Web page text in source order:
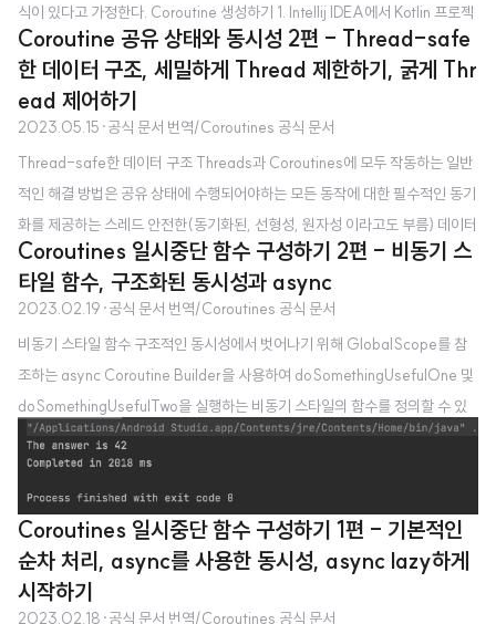
식이 있다고 가정한다. Coroutine 생성하기 1. Intellij IDEA에서 Kotlin 프로젝
트를 연다. 만약 프로젝트가 없다면 하나를 새로 만든다. 2. kotlinx.coroutines
라이브러리를 Gradle 프로젝트에서 사용하기 위해서 다음 종속성을 build.gra
dle(.kts)에 추가한다. Kotlin Gradle dependencies { implementation("o
rg.jetbrains.kotlinx:kotlinx-coroutines-core:1.6.4") } Groovy Gradle d
epende..
Coroutine 공유 상태와 동시성 2편 - Thread-safe
한 데이터 구조, 세밀하게 Thread 제한하기, 굵게 Thr
ead 제어하기
2023.05.15 ·공식 문서 번역/Coroutines 공식 문서
Thread-safe한 데이터 구조 Threads과 Coroutines에 모두 작동하는 일반
적인 해결 방법은 공유 상태에 수행되어야하는 모든 동작에 대한 필수적인 동기
화를 제공하는 스레드 안전한(동기화된, 선형성, 원자성 이라고도 부름) 데이터
구조를 사용하는 것이다. 간단한 카운터에 대해서는 incrementAndGet 이라
불리는 원자적인 동작을 제공하는 AtomicInteger 클래스를 사용할 수 있다. v
al counter = AtomicInteger() fun main() = runBlocking { withContext
(Dispatchers.Default) { massiveRun { counter.incrementAndGet() } }
println("Counter = $counter") } ..
Coroutines 일시중단 함수 구성하기 2편 - 비동기 스
타일 함수, 구조화된 동시성과 async
2023.02.19 ·공식 문서 번역/Coroutines 공식 문서
비동기 스타일 함수 구조적인 동시성에서 벗어나기 위해 GlobalScope를 참
조하는 async Coroutine Builder을 사용하여 doSomethingUsefulOne 및
doSomethingUsefulTwo을 실행하는 비동기 스타일의 함수를 정의할 수 있
다. 이러한 함수들의 이름은 "...Async"를 접미사를 가지도록 하여, 함수들이 비
동기 계산을 시작하기만 하고 결괏값을 얻기 위해 Deffered 값을 사용해야 한
다는 것을 강조한다. 📖 GlobalScope는 사소하지 않은 역효과를 일으킬 수
있는 섬세하게 다뤄야 하는 API이다. 그 중 하나는 아래에서 설명될 것이며, 명
시적으로 GlobalScope를 @OptIn(DelicateCoroutinesApi::class)과 함
께 사용되도록 해..
Coroutines 일시중단 함수 구성하기 1편 - 기본적인
순차 처리, async를 사용한 동시성, async lazy하게
시작하기
2023.02.18 ·공식 문서 번역/Coroutines 공식 문서